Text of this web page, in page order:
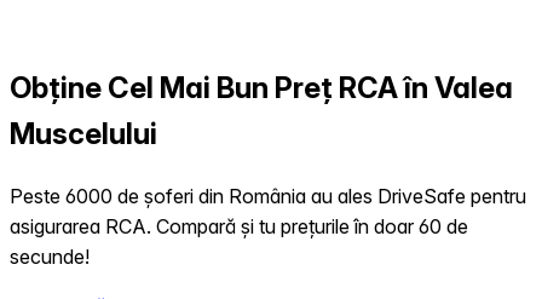
Obține Cel Mai Bun Preț RCA în Valea
Muscelului
Peste 6000 de șoferi din România au ales DriveSafe pentru
asigurarea RCA. Compară și tu prețurile în doar 60 de
secunde!